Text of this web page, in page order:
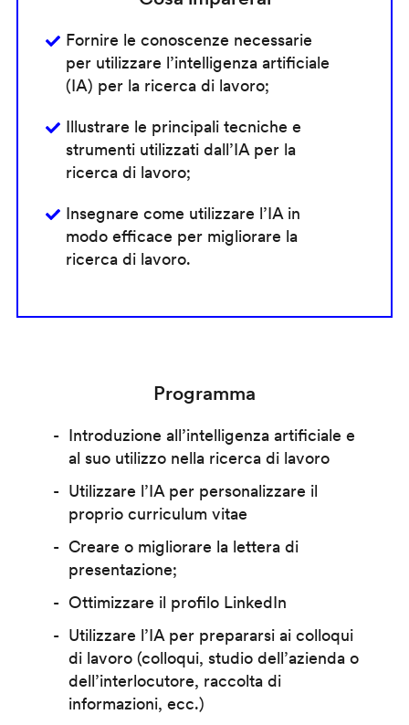
Fornire le conoscenze necessarie
per utilizzare l’intelligenza artificiale
(IA) per la ricerca di lavoro;
Illustrare le principali tecniche e
strumenti utilizzati dall’IA per la
ricerca di lavoro;
Insegnare come utilizzare l’IA in
modo efficace per migliorare la
ricerca di lavoro.
Programma
Introduzione all’intelligenza artificiale e
al suo utilizzo nella ricerca di lavoro
Utilizzare l’IA per personalizzare il
proprio curriculum vitae
Creare o migliorare la lettera di
presentazione;
Ottimizzare il profilo LinkedIn
Utilizzare l’IA per prepararsi ai colloqui
di lavoro (colloqui, studio dell’azienda o
dell’interlocutore, raccolta di
informazioni, ecc.)